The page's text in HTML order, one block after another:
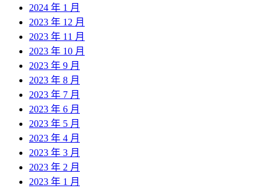
2024 年 1 月
2023 年 12 月
2023 年 11 月
2023 年 10 月
2023 年 9 月
2023 年 8 月
2023 年 7 月
2023 年 6 月
2023 年 5 月
2023 年 4 月
2023 年 3 月
2023 年 2 月
2023 年 1 月